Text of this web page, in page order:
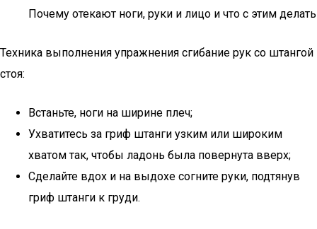
Почему отекают ноги, руки и лицо и что с этим делать
Техника выполнения упражнения сгибание рук со штангой
стоя:
Встаньте, ноги на ширине плеч;
Ухватитесь за гриф штанги узким или широким
хватом так, чтобы ладонь была повернута вверх;
Сделайте вдох и на выдохе согните руки, подтянув
гриф штанги к груди.